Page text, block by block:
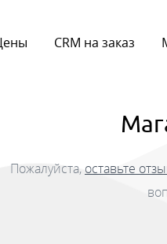
CRM на заказ
Пожалуйста, оставьте